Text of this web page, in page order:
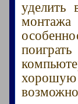
уделить